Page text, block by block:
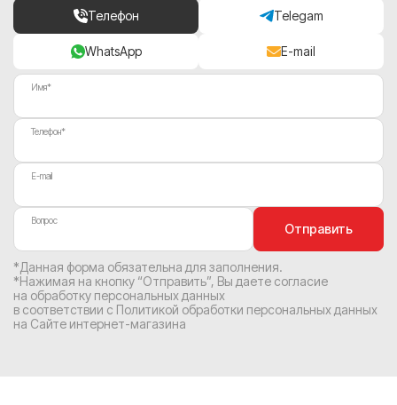
Телефон
Telegam
WhatsApp E-mail
Имя*
Телефон*
E-mail
Вопрос
Отправить
*Данная форма обязательна для заполнения.
*Нажимая на кнопку “Отправить”, Вы даете согласие
на обработку персональных данных
в соответствии с Политикой обработки персональных данных
на Сайте интернет-магазина